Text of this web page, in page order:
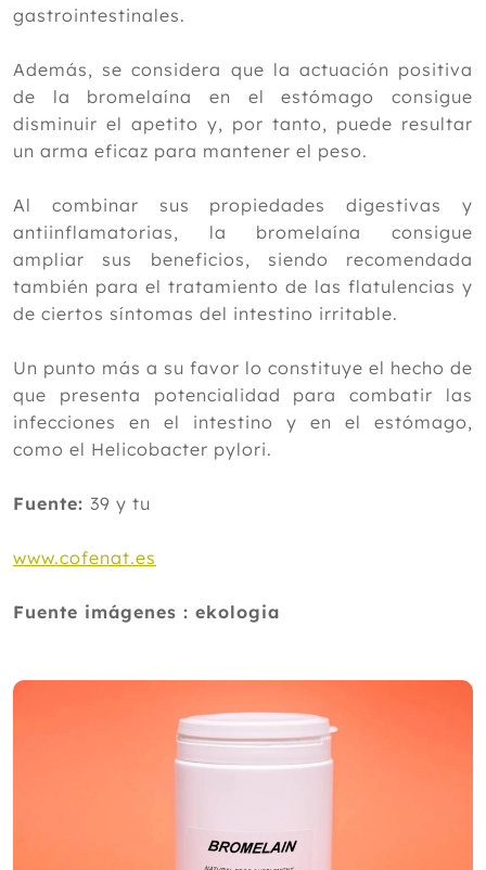
gastrointestinales.
Además, se considera que la actuación positiva
de la bromelaína en el estómago consigue
disminuir el apetito y, por tanto, puede resultar
un arma eficaz para mantener el peso.
Al combinar sus propiedades digestivas y
antiinflamatorias, la bromelaína consigue
ampliar sus beneficios, siendo recomendada
también para el tratamiento de las flatulencias y
de ciertos síntomas del intestino irritable.
Un punto más a su favor lo constituye el hecho de
que presenta potencialidad para combatir las
infecciones en el intestino y en el estómago,
como el Helicobacter pylori.
Fuente: 39 y tu
www.cofenat.es
Fuente imágenes : ekologia